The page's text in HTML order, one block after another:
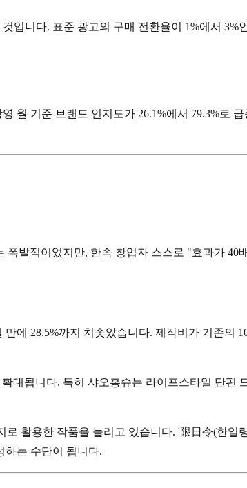
니다. 표준 광고의 구매 전환율이 1%에서 3%
월 기준 브랜드 인지도가 26.1%에서 79.3%로
발적이었지만, 한속 창업자 스스로 "효과가 40
에 28.5%까지 치솟았습니다. 제작비가 기존의
대됩니다. 특히 샤오홍슈는 라이프스타일 단편
로 활용한 작품을 늘리고 있습니다. '限日令(한일
하는 수단이 됩니다.